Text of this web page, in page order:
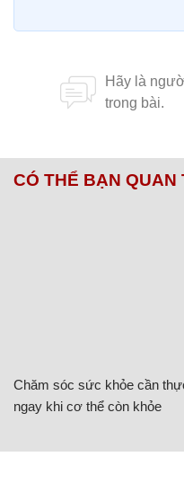
CÓ THỂ BẠN QUAN
Chăm sóc sức khỏe cần
ngay khi cơ thể còn khỏe